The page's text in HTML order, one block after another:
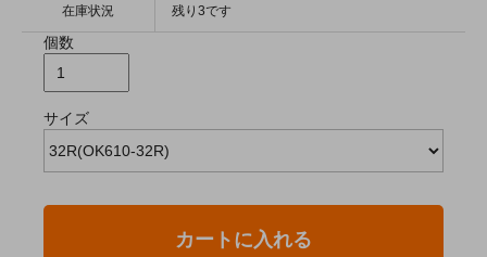
在庫状況 残り3です
個数
サイズ
カートに入れる